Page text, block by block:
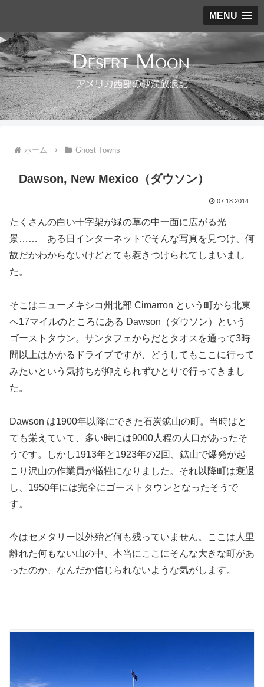
MENU
ホーム Ghost Towns
Dawson, New Mexico（ダウソン）
07.18.2014
たくさんの白い十字架が緑の草の中一面に広がる光
景…… ある日インターネットでそんな写真を見つけ、何
故だかわからないけどとても惹きつけられてしまいまし
た。
そこはニューメキシコ州北部 Cimarron という町から北東
へ17マイルのところにある Dawson（ダウソン）という
ゴーストタウン。サンタフェからだとタオスを通って3時
間以上はかかるドライブですが、どうしてもここに行って
みたいという気持ちが抑えられずひとりで行ってきまし
た。
Dawson は1900年以降にできた石炭鉱山の町。当時はと
ても栄えていて、多い時には9000人程の人口があったそ
うです。しかし1913年と1923年の2回、鉱山で爆発が起
こり沢山の作業員が犠牲になりました。それ以降町は衰退
し、1950年には完全にゴーストタウンとなったそうで
す。
今はセメタリー以外殆ど何も残っていません。ここは人里
離れた何もない山の中、本当にここにそんな大きな町があ
ったのか、なんだか信じられないような気がします。